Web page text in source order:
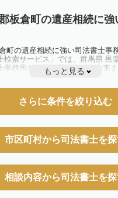
板倉町の遺産相続に強
町の遺産相続に強い司法書士事
検索サービス」では、群馬県 邑
事務所を一覧で見ることが出来
いる方は一度近隣の司法書士に
もっと見る
さらに条件を絞り込む
市区町村から司法書士を
相談内容から司法書士を